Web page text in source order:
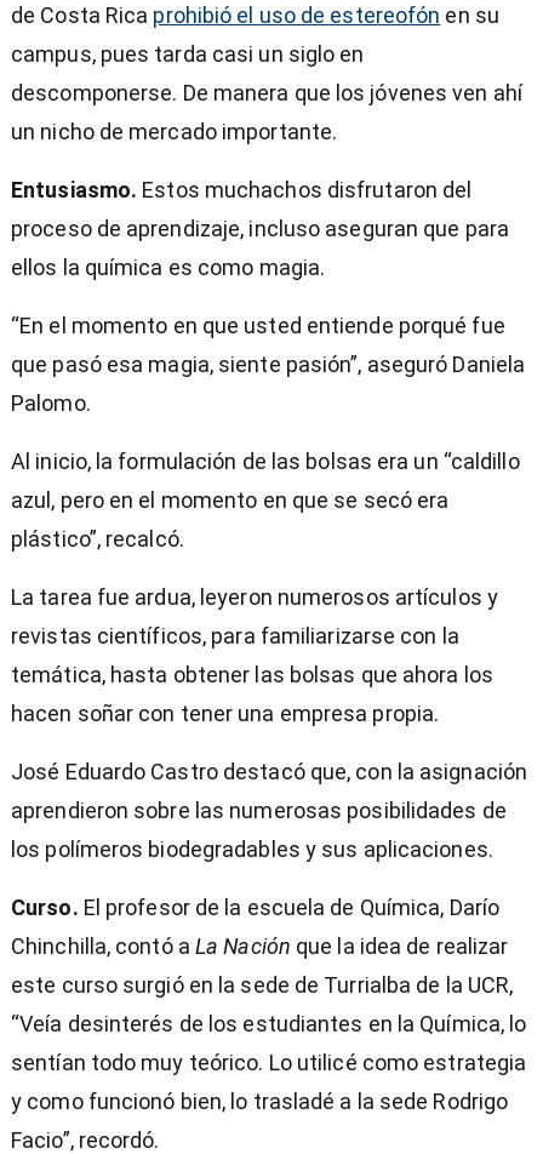
de Costa Rica prohibió el uso de estereofón en su
campus, pues tarda casi un siglo en
descomponerse. De manera que los jóvenes ven ahí
un nicho de mercado importante.
Entusiasmo. Estos muchachos disfrutaron del
proceso de aprendizaje, incluso aseguran que para
ellos la química es como magia.
“En el momento en que usted entiende porqué fue
que pasó esa magia, siente pasión”, aseguró Daniela
Palomo.
Al inicio, la formulación de las bolsas era un “caldillo
azul, pero en el momento en que se secó era
plástico”, recalcó.
La tarea fue ardua, leyeron numerosos artículos y
revistas científicos, para familiarizarse con la
temática, hasta obtener las bolsas que ahora los
hacen soñar con tener una empresa propia.
José Eduardo Castro destacó que, con la asignación
aprendieron sobre las numerosas posibilidades de
los polímeros biodegradables y sus aplicaciones.
Curso. El profesor de la escuela de Química, Darío
Chinchilla, contó a La Nación que la idea de realizar
este curso surgió en la sede de Turrialba de la UCR,
“Veía desinterés de los estudiantes en la Química, lo
sentían todo muy teórico. Lo utilicé como estrategia
y como funcionó bien, lo trasladé a la sede Rodrigo
Facio”, recordó.